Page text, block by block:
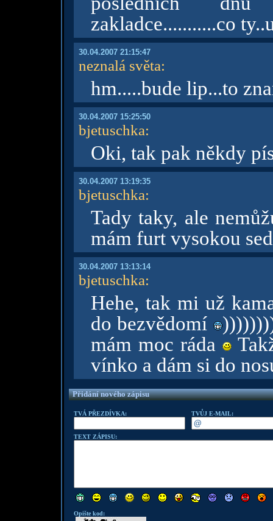
zakladce...........co
30.04.2007 21:15:47
neznalá světa:
hm.....bude lip...to
30.04.2007 15:25:50
bjetuschka:
Oki, tak pak někdy
30.04.2007 13:19:35
bjetuschka:
Tady taky, ale
mám furt vysokou
30.04.2007 13:13:14
bjetuschka:
Hehe, tak mi už
do bezvědomí
mám moc ráda
vínko a dám si do
Přidání nového zápisu
TVÁ PŘEZDÍVKA: TVŮJ E-MAIL:
TEXT ZÁPISU:
Opište kod: